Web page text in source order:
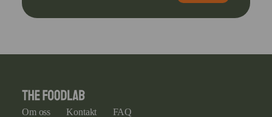
Om oss Kontakt FAQ